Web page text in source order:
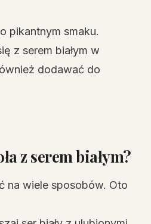
pikantnym smaku.
z serem białym w
dodawać do
z serem białym?
na wiele sposobów. Oto